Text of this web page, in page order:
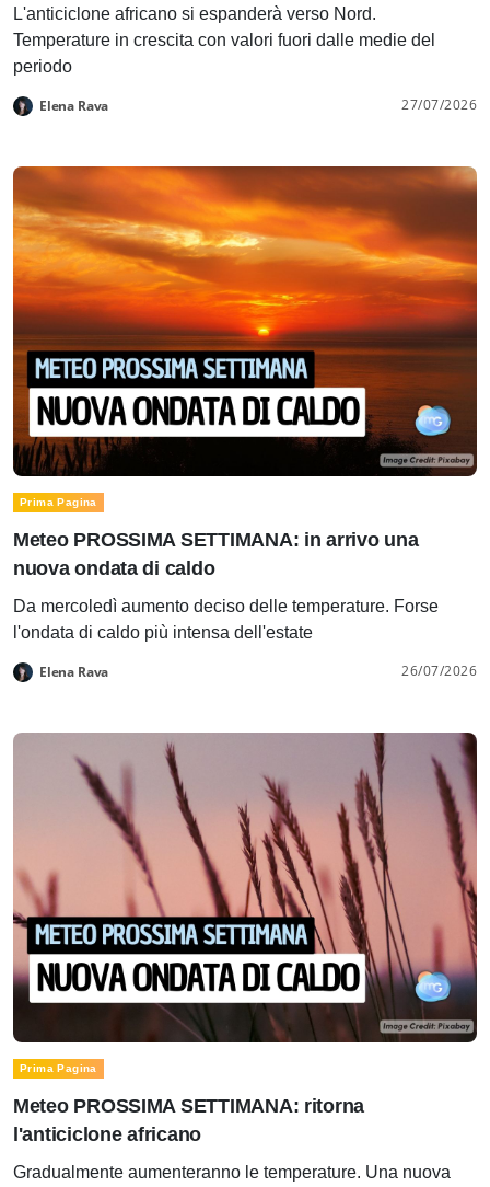
L'anticiclone africano si espanderà verso Nord.
Temperature in crescita con valori fuori dalle medie del
periodo
Elena Rava 27/07/2026
Prima Pagina
Meteo PROSSIMA SETTIMANA: in arrivo una
nuova ondata di caldo
Da mercoledì aumento deciso delle temperature. Forse
l'ondata di caldo più intensa dell'estate
Elena Rava 26/07/2026
Prima Pagina
Meteo PROSSIMA SETTIMANA: ritorna
l'anticiclone africano
Gradualmente aumenteranno le temperature. Una nuova